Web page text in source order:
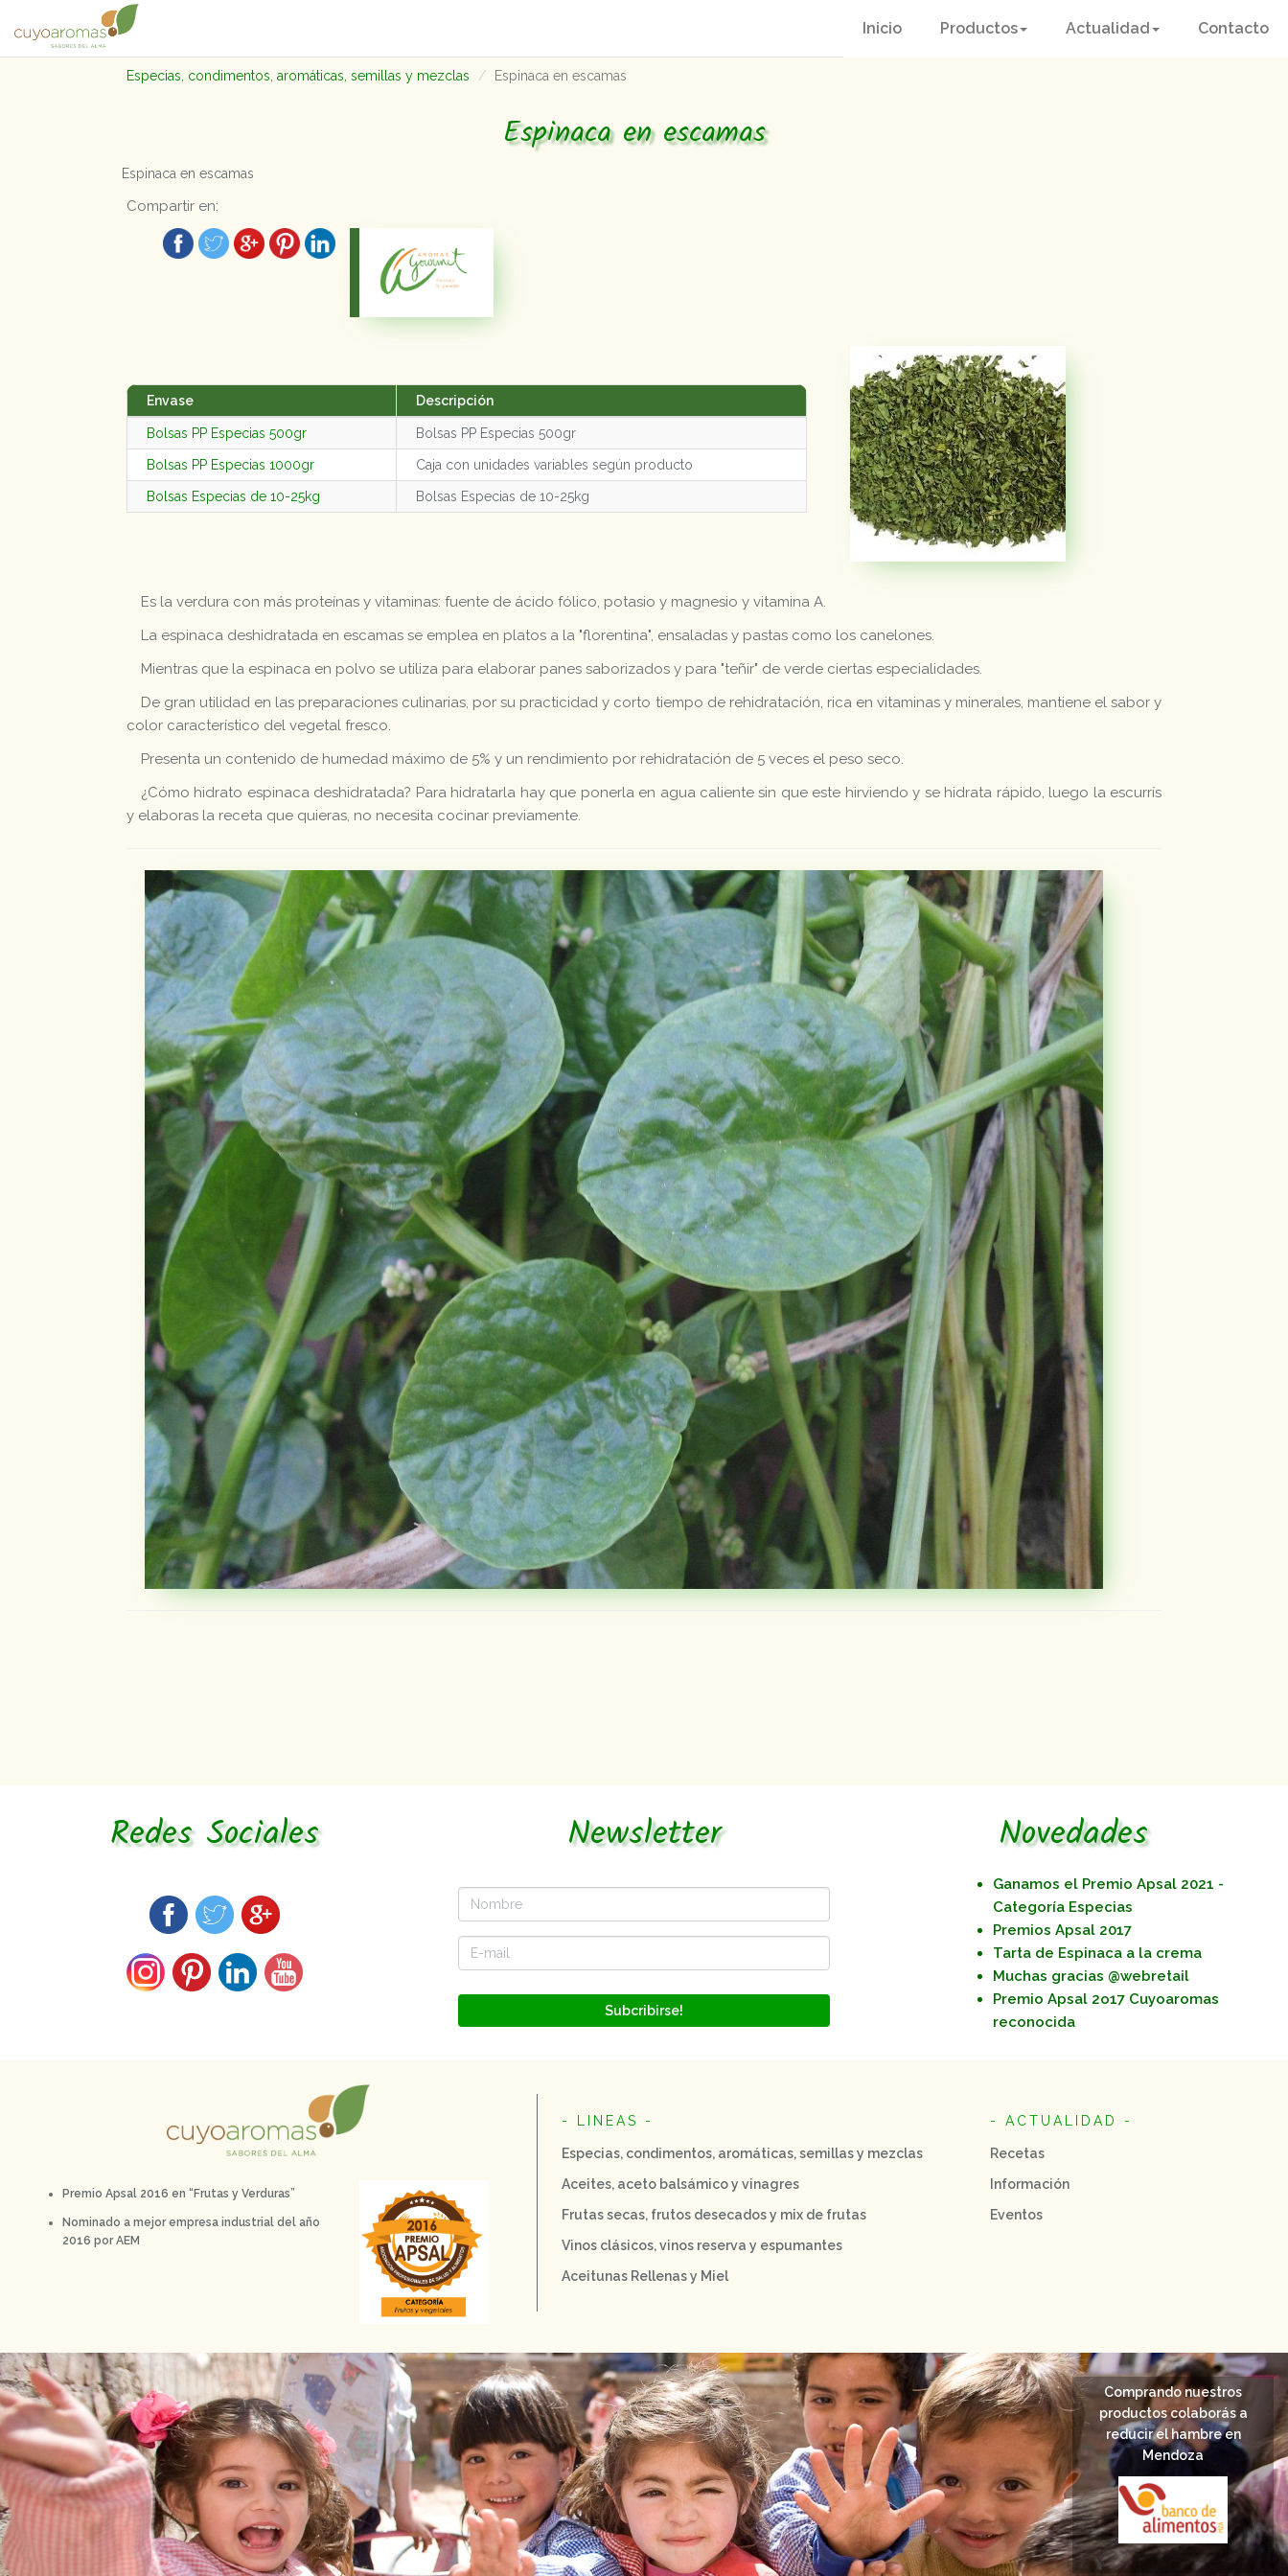
Inicio Productos Actualidad Contacto
Especias, condimentos, aromáticas, semillas y mezclas Espinaca en escamas
Espinaca en escamas
Espinaca en escamas
Compartir en:
Envase Descripción
Bolsas PP Especias 500gr Bolsas PP Especias 500gr
Bolsas PP Especias 1000gr Caja con unidades variables según producto
Bolsas Especias de 10-25kg Bolsas Especias de 10-25kg
Es la verdura con más proteínas y vitaminas: fuente de ácido fólico, potasio y magnesio y vitamina A.
La espinaca deshidratada en escamas se emplea en platos a la "florentina", ensaladas y pastas como los canelones.
Mientras que la espinaca en polvo se utiliza para elaborar panes saborizados y para "teñir" de verde ciertas especialidades.
De gran utilidad en las preparaciones culinarias, por su practicidad y corto tiempo de rehidratación, rica en vitaminas y miner­ales, mantiene el sabor y
color característico del vegetal fresco.
Presenta un contenido de humedad máximo de 5% y un rendimiento por rehidratación de 5 veces el peso seco.
¿Cómo hidrato espinaca deshidratada? Para hidratarla hay que ponerla en agua caliente sin que este hirviendo y se hidrata rápido, luego la escurrís
y elaboras la receta que quieras, no necesita cocinar previamente.
Redes Sociales Newsletter
Subcribirse!
Novedades
Ganamos el Premio Apsal 2021 -
Categoría Especias
Premios Apsal 2017
Tarta de Espinaca a la crema
Muchas gracias @webretail
Premio Apsal 2o17 Cuyoaromas
reconocida
Premio Apsal 2016 en “Frutas y Verduras”
Nominado a mejor empresa industrial del año
2016 por AEM
- LINEAS -
Especias, condimentos, aromáticas, semillas y mezclas
Aceites, aceto balsámico y vinagres
Frutas secas, frutos desecados y mix de frutas
Vinos clásicos, vinos reserva y espumantes
Aceitunas Rellenas y Miel
- ACTUALIDAD -
Recetas
Información
Eventos
Comprando nuestros
productos colaborás a
reducir el hambre en
Mendoza